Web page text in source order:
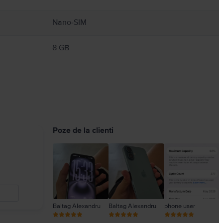
Nano-SIM
8 GB
Poze de la clienti
Baltag Alexandru Baltag Alexandru phone user